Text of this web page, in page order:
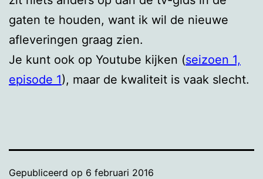
gaten te houden, want ik wil de nieuwe
afleveringen graag zien.
Je kunt ook op Youtube kijken (seizoen 1,
episode 1), maar de kwaliteit is vaak slecht.
Gepubliceerd op 6 februari 2016